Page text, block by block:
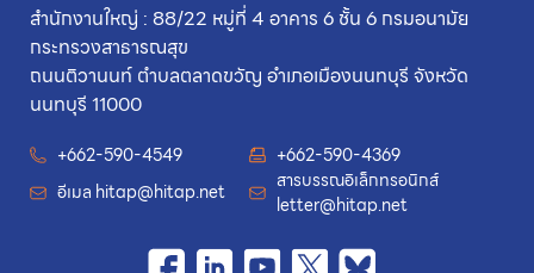
สำนักงานใหญ่ : 88/22 หมู่ที่ 4 อาคาร 6 ชั้น 6 กรมอนามัย
กระทรวงสาธารณสุข
ถนนติวานนท์ ตำบลตลาดขวัญ อำเภอเมืองนนทบุรี จังหวัด
นนทบุรี 11000
+662-590-4549
+662-590-4369
อีเมล hitap@hitap.net
สารบรรณอิเล็กทรอนิกส์
letter@hitap.net